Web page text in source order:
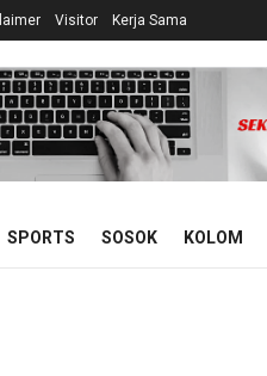
Visitor Kerja Sama
SPORTS SOSOK KOLOM